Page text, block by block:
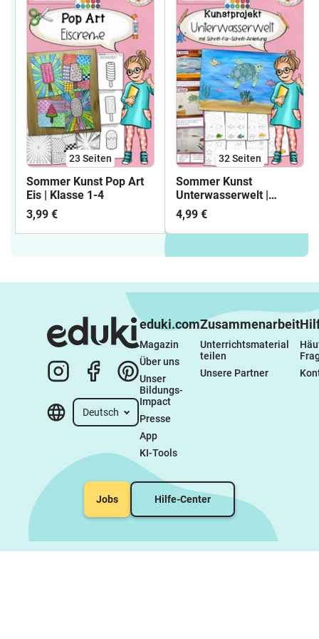
23 Seiten
Sommer Kunst Pop Art
Eis | Klasse 1-4
3,99 €
32Seiten
Sommer Kunst
Unterwasserwelt |
Kunstprojekt Klasse 1-4
4,99 €
Deutsch
eduki.com
Magazin
Über uns
Unser
Bildungs-
Impact
Presse
App
KI-Tools
Zusammenarbeit
Unterrichtsmaterial
teilen
Unsere Partner
Jobs Hilfe-Center